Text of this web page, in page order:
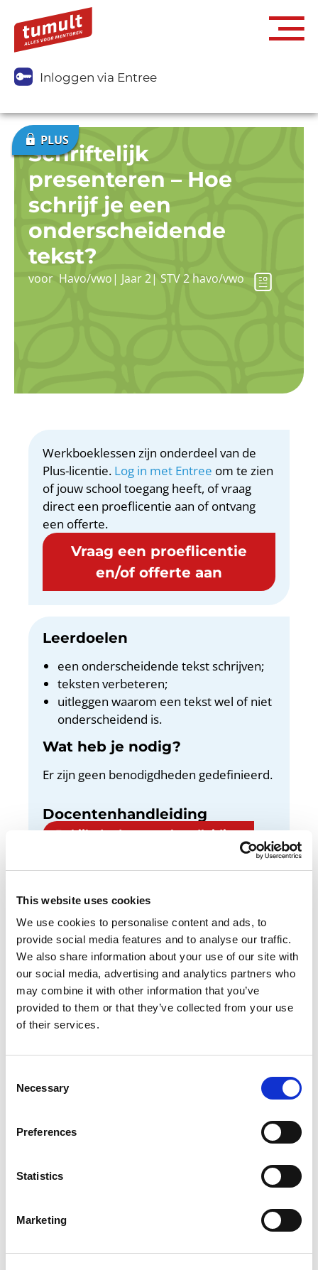
This website uses cookies
We use cookies to personalise content and ads, to
provide social media features and to analyse our traffic.
We also share information about your use of our site with
our social media, advertising and analytics partners who
may combine it with other information that you’ve
provided to them or that they’ve collected from your use
of their services.
Selection
Necessary
Preferences
Statistics
Marketing
Inloggen via Entree
Schriftelijk
presenteren – Hoe
schrijf je een
onderscheidende
tekst?
voor Havo/vwo| Jaar 2| STV 2 havo/vwo
Werkboeklessen zijn onderdeel van de
Plus-licentie. Log in met Entree om te zien
of jouw school toegang heeft, of vraag
direct een proeflicentie aan of ontvang
een offerte.
Vraag een proeflicentie
en/of offerte aan
Leerdoelen
een onderscheidende tekst schrijven;
teksten verbeteren;
uitleggen waarom een tekst wel of niet
onderscheidend is.
Wat heb je nodig?
Er zijn geen benodigdheden gedefinieerd.
Docentenhandleiding
Bekijk de docentenhandleiding
In deze les ontdek je hoe je een
onderscheidende tekst schrijft: een tekst met
jouw eigen stijl. Handig, want als je dat onder
de knie hebt, vallen jouw teksten op. Ook bij
docenten!
Heb je geen Entree account?